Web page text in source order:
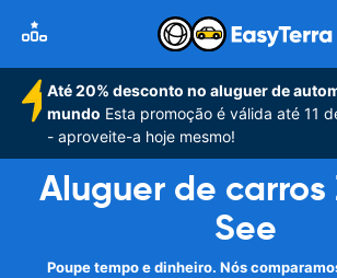
Até 20% desconto no aluguer de
mundo Esta promoção é válida até 11
- aproveite-a hoje mesmo!
Aluguer de carros
See
Poupe tempo e dinheiro. Nós